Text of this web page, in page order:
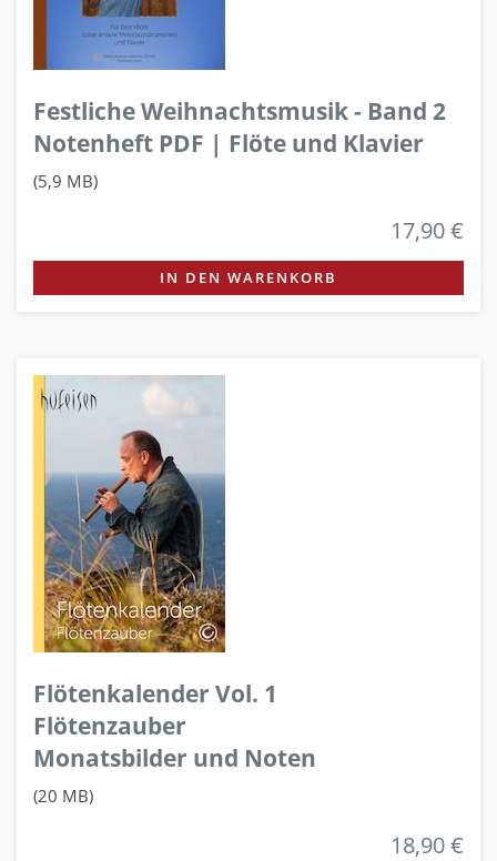
Festliche Weihnachtsmusik - Band 2
Notenheft PDF | Flöte und Klavier
(5,9 MB)
17,90 €
IN DEN WARENKORB
Flötenkalender Vol. 1
Flötenzauber
Monatsbilder und Noten
(20 MB)
18,90 €